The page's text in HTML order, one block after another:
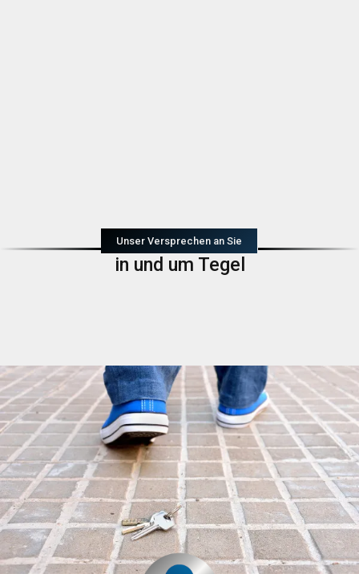
Unser Versprechen an Sie
in und um Tegel